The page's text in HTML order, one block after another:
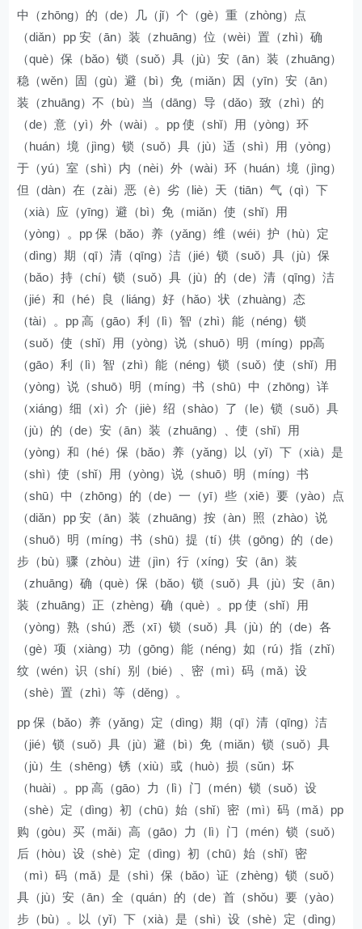
中（zhōng）的（de）几（jǐ）个（gè）重（zhòng）点
（diǎn）pp 安（ān）装（zhuāng）位（wèi）置（zhì）确
（què）保（bǎo）锁（suǒ）具（jù）安（ān）装（zhuāng）
稳（wěn）固（gù）避（bì）免（miǎn）因（yīn）安（ān）
装（zhuāng）不（bù）当（dāng）导（dǎo）致（zhì）的
（de）意（yì）外（wài）。pp 使（shǐ）用（yòng）环
（huán）境（jìng）锁（suǒ）具（jù）适（shì）用（yòng）
于（yú）室（shì）内（nèi）外（wài）环（huán）境（jìng）
但（dàn）在（zài）恶（è）劣（liè）天（tiān）气（qì）下
（xià）应（yīng）避（bì）免（miǎn）使（shǐ）用
（yòng）。pp 保（bǎo）养（yǎng）维（wéi）护（hù）定
（dìng）期（qī）清（qīng）洁（jié）锁（suǒ）具（jù）保
（bǎo）持（chí）锁（suǒ）具（jù）的（de）清（qīng）洁
（jié）和（hé）良（liáng）好（hǎo）状（zhuàng）态
（tài）。pp 高（gāo）利（lì）智（zhì）能（néng）锁
（suǒ）使（shǐ）用（yòng）说（shuō）明（míng）pp高
（gāo）利（lì）智（zhì）能（néng）锁（suǒ）使（shǐ）用
（yòng）说（shuō）明（míng）书（shū）中（zhōng）详
（xiáng）细（xì）介（jiè）绍（shào）了（le）锁（suǒ）具
（jù）的（de）安（ān）装（zhuāng）、使（shǐ）用
（yòng）和（hé）保（bǎo）养（yǎng）以（yǐ）下（xià）是
（shì）使（shǐ）用（yòng）说（shuō）明（míng）书
（shū）中（zhōng）的（de）一（yī）些（xiē）要（yào）点
（diǎn）pp 安（ān）装（zhuāng）按（àn）照（zhào）说
（shuō）明（míng）书（shū）提（tí）供（gōng）的（de）
步（bù）骤（zhòu）进（jìn）行（xíng）安（ān）装
（zhuāng）确（què）保（bǎo）锁（suǒ）具（jù）安（ān）
装（zhuāng）正（zhèng）确（què）。pp 使（shǐ）用
（yòng）熟（shú）悉（xī）锁（suǒ）具（jù）的（de）各
（gè）项（xiàng）功（gōng）能（néng）如（rú）指（zhǐ）
纹（wén）识（shí）别（bié）、密（mì）码（mǎ）设
（shè）置（zhì）等（děng）。
pp 保（bǎo）养（yǎng）定（dìng）期（qī）清（qīng）洁
（jié）锁（suǒ）具（jù）避（bì）免（miǎn）锁（suǒ）具
（jù）生（shēng）锈（xiù）或（huò）损（sǔn）坏
（huài）。pp 高（gāo）力（lì）门（mén）锁（suǒ）设
（shè）定（dìng）初（chū）始（shǐ）密（mì）码（mǎ）pp
购（gòu）买（mǎi）高（gāo）力（lì）门（mén）锁（suǒ）
后（hòu）设（shè）定（dìng）初（chū）始（shǐ）密
（mì）码（mǎ）是（shì）保（bǎo）证（zhèng）锁（suǒ）
具（jù）安（ān）全（quán）的（de）首（shǒu）要（yào）
步（bù）。以（yǐ）下（xià）是（shì）设（shè）定（dìng）